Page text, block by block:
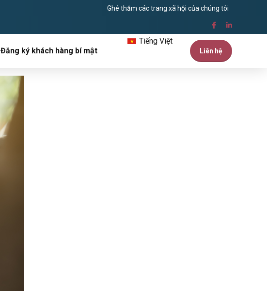
Ghé thăm các trang xã hội của chúng tôi
Tiếng Việt
Liên hệ
Đăng ký khách hàng bí mật